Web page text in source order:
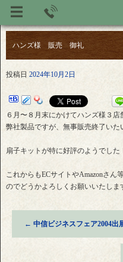
ハンズ様 販売 御礼
投稿日 2024年10月2日
６月〜８月末にかけてハンズ様３
弊社製品ですが、無事販売終了いた
扇子キットが特に好評のようでした
これからもECサイトやAmazonさ
のでどうかよろしくお願いいたしま
← 中信ビジネスフェア2004出